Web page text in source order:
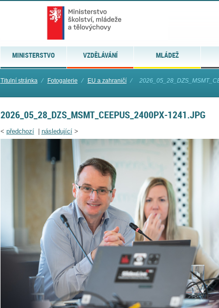
MINISTERSTVO VZDĚLÁVÁNÍ MLÁDEŽ
Titulní stránka ⁄ Fotogalerie ⁄ EU a zahraničí ⁄
2026_05_28_DZS_MSMT_CEEPUS_2400PX-1241.JPG
< předchozí| následující>